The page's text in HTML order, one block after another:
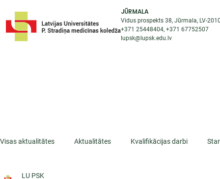
JŪRMALA
Vidus prospekts 38, Jūrmala, LV-
+371 25448404, +371 67752507
lupsk@lupsk.edu.lv
Visas aktualitātes Aktualitātes Kvalifikācijas darbi
LU PSK